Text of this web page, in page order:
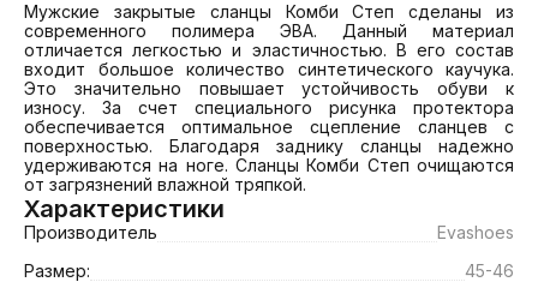
Мужские закрытые сланцы Комби Степ сделаны из
современного полимера ЭВА. Данный материал
отличается легкостью и эластичностью. В его состав
входит большое количество синтетического каучука.
Это значительно повышает устойчивость обуви к
износу. За счет специального рисунка протектора
обеспечивается оптимальное сцепление сланцев с
поверхностью. Благодаря заднику сланцы надежно
удерживаются на ноге. Сланцы Комби Степ очищаются
от загрязнений влажной тряпкой.
Характеристики
Производитель
Еvashoes
Размер:
45-46